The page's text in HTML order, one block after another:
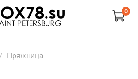
0
Пряжница